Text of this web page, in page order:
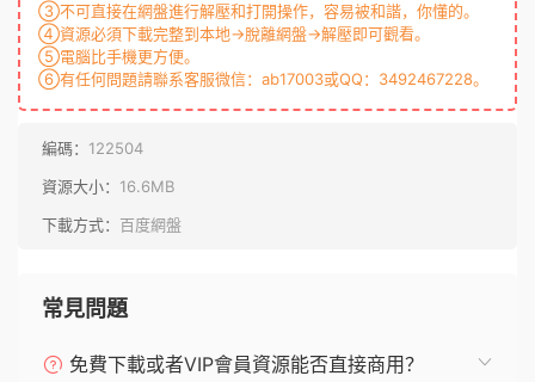
③不可直接在網盤進行解壓和打開操作，容易被和諧，你懂的。
④資源必須下載完整到本地→脫離網盤→解壓即可觀看。
⑤電腦比手機更方便。
⑥有任何問題請聯系客服微信：ab17003或QQ：3492467228。
編碼： 122504
資源大小： 16.6MB
下載方式： 百度網盤
常見問題
免費下載或者VIP會員資源能否直接商用？